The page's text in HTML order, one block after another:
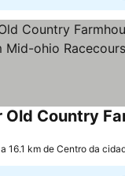
a 16.1 km de Centro da